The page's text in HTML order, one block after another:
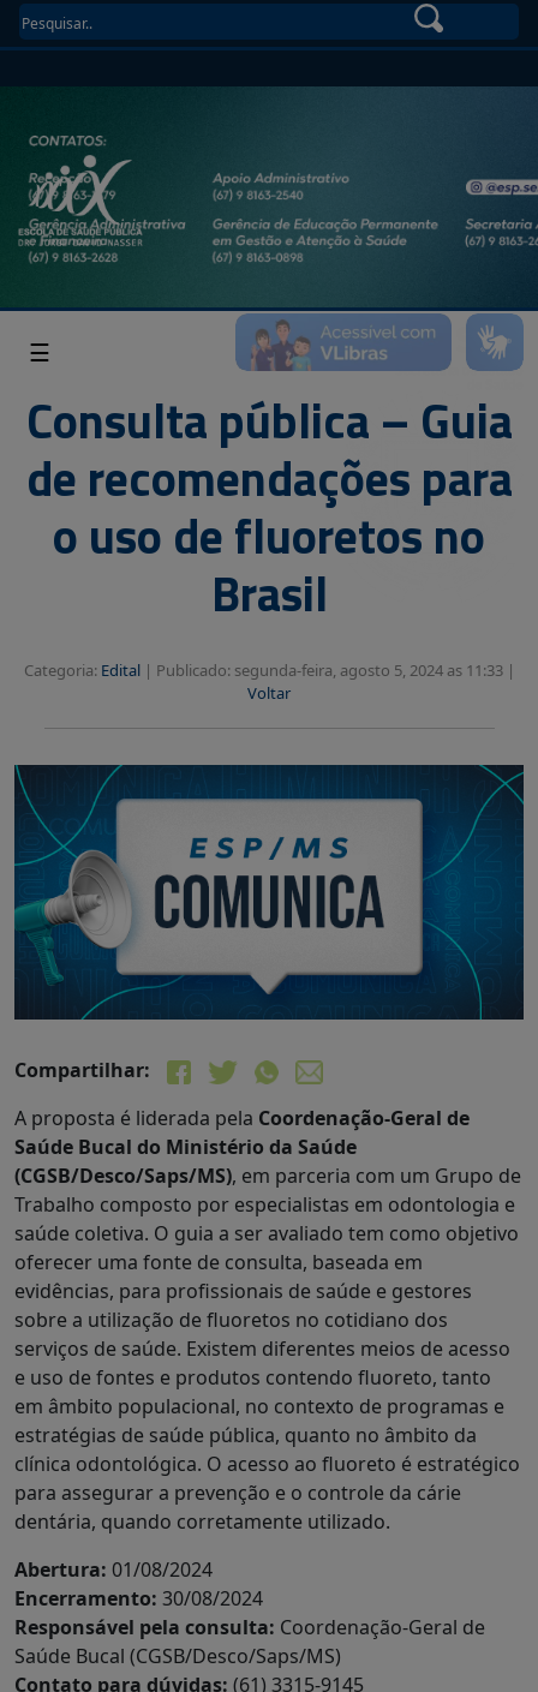
☰
Consulta pública – Guia
de recomendações para
o uso de fluoretos no
Brasil
Categoria: Edital| Publicado: segunda-feira, agosto 5, 2024 as 11:33 |
Voltar
Compartilhar:
A proposta é liderada pela Coordenação-Geral de
Saúde Bucal do Ministério da Saúde
(CGSB/Desco/Saps/MS), em parceria com um Grupo de
Trabalho composto por especialistas em odontologia e
saúde coletiva. O guia a ser avaliado tem como objetivo
oferecer uma fonte de consulta, baseada em
evidências, para profissionais de saúde e gestores
sobre a utilização de fluoretos no cotidiano dos
serviços de saúde. Existem diferentes meios de acesso
e uso de fontes e produtos contendo fluoreto, tanto
em âmbito populacional, no contexto de programas e
estratégias de saúde pública, quanto no âmbito da
clínica odontológica. O acesso ao fluoreto é estratégico
para assegurar a prevenção e o controle da cárie
dentária, quando corretamente utilizado.
Abertura: 01/08/2024
Encerramento: 30/08/2024
Responsável pela consulta: Coordenação-Geral de
Saúde Bucal (CGSB/Desco/Saps/MS)
Contato para dúvidas: (61) 3315-9145